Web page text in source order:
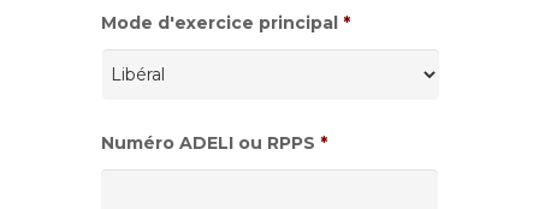
Mode d'exercice principal *
Numéro ADELI ou RPPS *